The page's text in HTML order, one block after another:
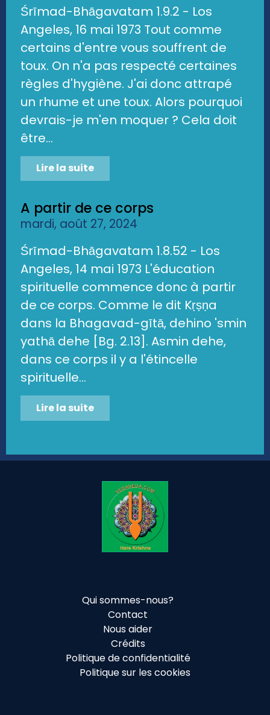
Śrīmad-Bhāgavatam 1.9.2 - Los
Angeles, 16 mai 1973 Tout comme
certains d'entre vous souffrent de
toux. On n'a pas respecté certaines
règles d'hygiène. J'ai donc attrapé
un rhume et une toux. Alors pourquoi
devrais-je m'en moquer ? Cela doit
être...
Lire la suite
A partir de ce corps
mardi, août 27, 2024
Śrīmad-Bhāgavatam 1.8.52 - Los
Angeles, 14 mai 1973 L'éducation
spirituelle commence donc à partir
de ce corps. Comme le dit Kṛṣṇa
dans la Bhagavad-gītā, dehino 'smin
yathā dehe [Bg. 2.13]. Asmin dehe,
dans ce corps il y a l'étincelle
spirituelle...
Lire la suite
Qui sommes-nous?
Contact
Nous aider
Crédits
Politique de confidentialité
Politique sur les cookies